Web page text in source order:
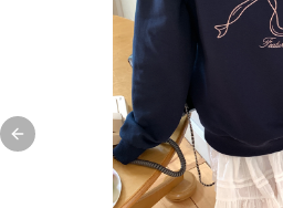
Previous slide